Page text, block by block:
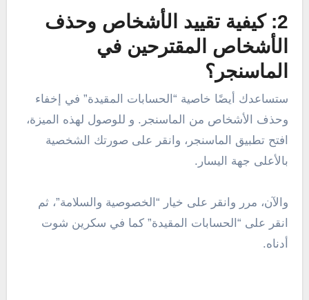
2: كيفية تقييد الأشخاص وحذف
الأشخاص المقترحين في
الماسنجر؟
ستساعدك أيضًا خاصية “الحسابات المقيدة” في إخفاء
وحذف الأشخاص من الماسنجر. و للوصول لهذه الميزة،
افتح تطبيق الماسنجر، وانقر على صورتك الشخصية
بالأعلى جهة اليسار.
والآن، مرر وانقر على خيار “الخصوصية والسلامة”، ثم
انقر على “الحسابات المقيدة” كما في سكرين شوت
أدناه.